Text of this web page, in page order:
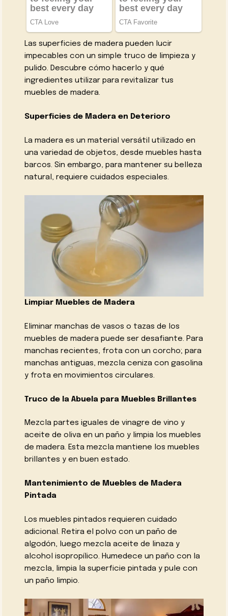
Las superficies de madera pueden lucir
impecables con un simple truco de limpieza y
pulido. Descubre cómo hacerlo y qué
ingredientes utilizar para revitalizar tus
muebles de madera.
Superficies de Madera en Deterioro
La madera es un material versátil utilizado en
una variedad de objetos, desde muebles hasta
barcos. Sin embargo, para mantener su belleza
natural, requiere cuidados especiales.
Limpiar Muebles de Madera
Eliminar manchas de vasos o tazas de los
muebles de madera puede ser desafiante. Para
manchas recientes, frota con un corcho; para
manchas antiguas, mezcla ceniza con gasolina
y frota en movimientos circulares.
Truco de la Abuela para Muebles Brillantes
Mezcla partes iguales de vinagre de vino y
aceite de oliva en un paño y limpia los muebles
de madera. Esta mezcla mantiene los muebles
brillantes y en buen estado.
Mantenimiento de Muebles de Madera
Pintada
Los muebles pintados requieren cuidado
adicional. Retira el polvo con un paño de
algodón, luego mezcla aceite de linaza y
alcohol isopropílico. Humedece un paño con la
mezcla, limpia la superficie pintada y pule con
un paño limpio.